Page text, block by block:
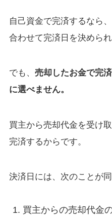
自己資金で完済するなら
合わせて完済日を決められ
でも、 売却したお金で完
に選べません。
買主から売却代金を受け
完済するからです。
決済日には、次のことが
買主からの売却代金